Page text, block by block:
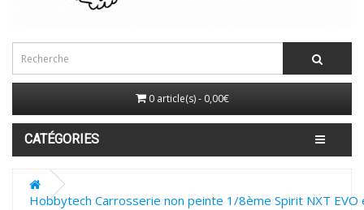
0 article(s) - 0,00€
CATÉGORIES
Hobbytech Carrosserie non peinte 1/8ème Spirit NXT EVO